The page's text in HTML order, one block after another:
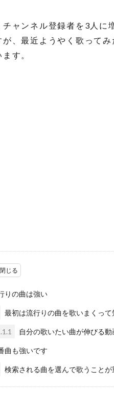
チャンネル登録者を3人に
が、最近ようやく歌って
す。
りの曲は強い
最初は流行りの曲を歌いまくっ
自分の歌いたい曲が伸びる
曲も強いです
検索される曲を選んで歌うことが